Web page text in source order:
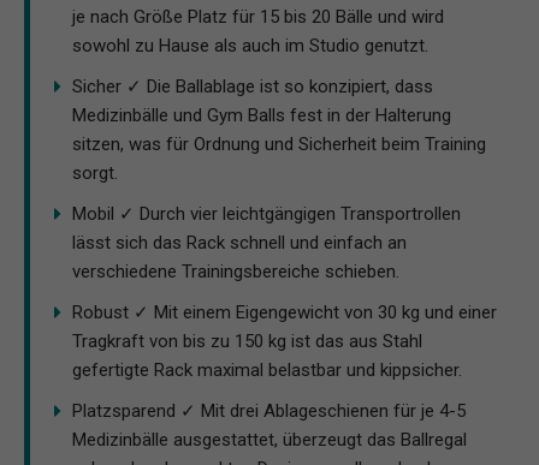
je nach Größe Platz für 15 bis 20 Bälle und wird
sowohl zu Hause als auch im Studio genutzt.
Sicher ✓ Die Ballablage ist so konzipiert, dass
Medizinbälle und Gym Balls fest in der Halterung
sitzen, was für Ordnung und Sicherheit beim Training
sorgt.
Mobil ✓ Durch vier leichtgängigen Transportrollen
lässt sich das Rack schnell und einfach an
verschiedene Trainingsbereiche schieben.
Robust ✓ Mit einem Eigengewicht von 30 kg und einer
Tragkraft von bis zu 150 kg ist das aus Stahl
gefertigte Rack maximal belastbar und kippsicher.
Platzsparend ✓ Mit drei Ablageschienen für je 4-5
Medizinbälle ausgestattet, überzeugt das Ballregal